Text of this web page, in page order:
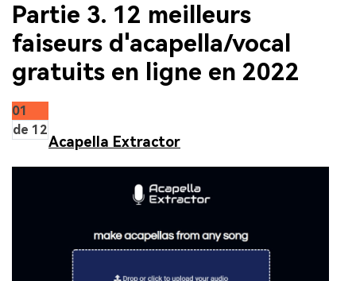
Partie 3. 12 meilleurs
faiseurs d'acapella/vocal
gratuits en ligne en 2022
01
de 12
Acapella Extractor